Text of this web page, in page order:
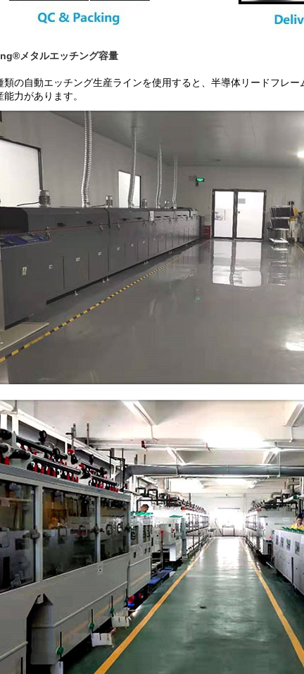
メタルエッチング容量
類の自動エッチング生産ラインを使用すると、半導体リードフレ
力があります。